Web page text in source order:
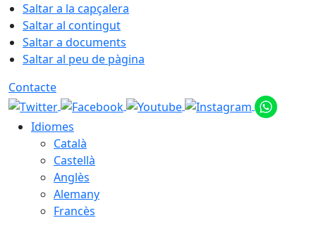
Saltar a la capçalera
Saltar al contingut
Saltar a documents
Saltar al peu de pàgina
Contacte
Idiomes
Català
Castellà
Anglès
Alemany
Francès